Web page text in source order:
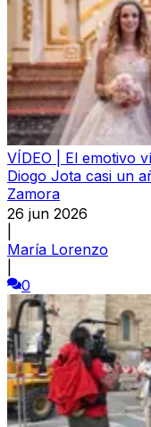
VÍDEO | El emotivo
Diogo Jota casi un
Zamora
26 jun 2026
María Lorenzo
0